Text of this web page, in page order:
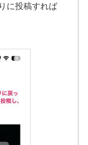
に投稿すれば